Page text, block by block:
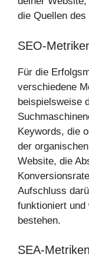
die Quellen
SEO-
Für die
verschiedene
beispielsweise
Keywords, die
der
Website, die
Aufschluss
funktioniert und
bestehen.
SEA-Metriken